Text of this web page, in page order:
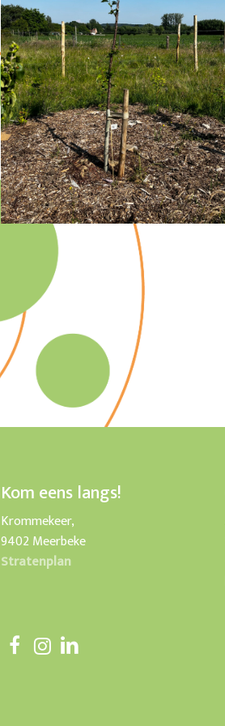
Kom eens langs!
Krommekeer,
9402 Meerbeke
Stratenplan